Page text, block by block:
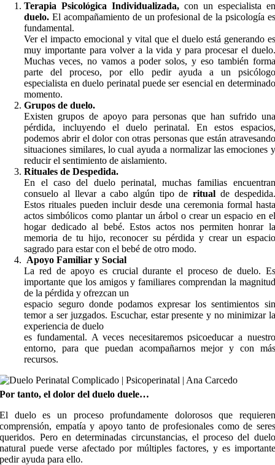
Terapia Psicológica Individualizada, con un especialista en
duelo. El acompañamiento de un profesional de la psicología es
fundamental.
Ver el impacto emocional y vital que el duelo está generando es
muy importante para volver a la vida y para procesar el duelo.
Muchas veces, no vamos a poder solos, y eso también forma
parte del proceso, por ello pedir ayuda a un psicólogo
especialista en duelo perinatal puede ser esencial en determinado
momento.
Grupos de duelo.
Existen grupos de apoyo para personas que han sufrido una
pérdida, incluyendo el duelo perinatal. En estos espacios,
podemos abrir el dolor con otras personas que están atravesando
situaciones similares, lo cual ayuda a normalizar las emociones y
reducir el sentimiento de aislamiento.
Rituales de Despedida.
En el caso del duelo perinatal, muchas familias encuentran
consuelo al llevar a cabo algún tipo de ritual de despedida.
Estos rituales pueden incluir desde una ceremonia formal hasta
actos simbólicos como plantar un árbol o crear un espacio en el
hogar dedicado al bebé. Estos actos nos permiten honrar la
memoria de tu hijo, reconocer su pérdida y crear un espacio
sagrado para estar con el bebé de otro modo.
Apoyo Familiar y Social
La red de apoyo es crucial durante el proceso de duelo. Es
importante que los amigos y familiares comprendan la magnitud
de la pérdida y ofrezcan un
espacio seguro donde podamos expresar los sentimientos sin
temor a ser juzgados. Escuchar, estar presente y no minimizar la
experiencia de duelo
es fundamental. A veces necesitaremos psicoeducar a nuestro
entorno, para que puedan acompañarnos mejor y con más
recursos.
Por tanto, el dolor del duelo duele…
El duelo es un proceso profundamente dolorosos que requieren
comprensión, empatía y apoyo tanto de profesionales como de seres
queridos. Pero en determinadas circunstancias, el proceso del duelo
natural puede verse afectado por múltiples factores, y es importante
pedir ayuda para ello.